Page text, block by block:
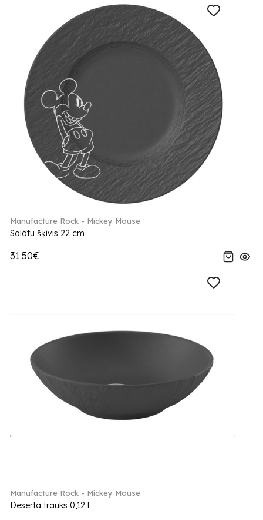
Manufacture Rock - Mickey Mouse
Salātu šķīvis 22 cm
31.50€
Manufacture Rock - Mickey Mouse
Deserta trauks 0,12 l